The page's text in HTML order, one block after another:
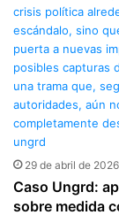
29 de abril de 2026
Caso Ungrd:
sobre medida